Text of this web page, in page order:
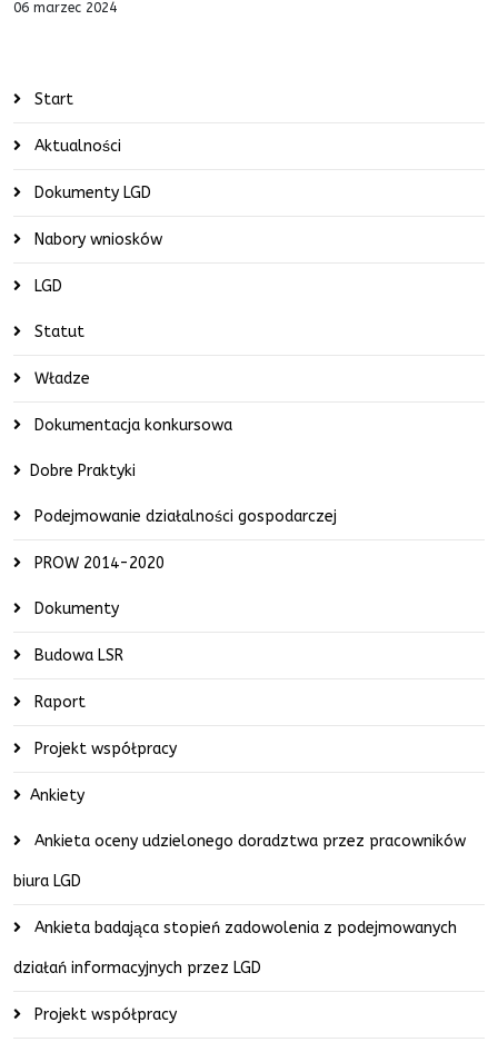
06 marzec 2024
Start
Aktualności
Dokumenty LGD
Nabory wniosków
LGD
Statut
Władze
Dokumentacja konkursowa
Dobre Praktyki
Podejmowanie działalności gospodarczej
PROW 2014-2020
Dokumenty
Budowa LSR
Raport
Projekt współpracy
Ankiety
Ankieta oceny udzielonego doradztwa przez pracowników
biura LGD
Ankieta badająca stopień zadowolenia z podejmowanych
działań informacyjnych przez LGD
Projekt współpracy